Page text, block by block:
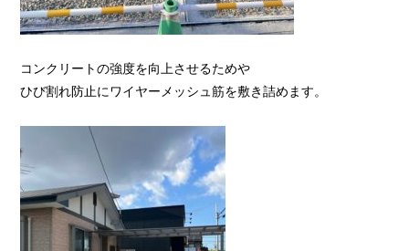
コンクリートの強度を向上させるためや
ひび割れ防止にワイヤーメッシュ筋を敷き詰めます。